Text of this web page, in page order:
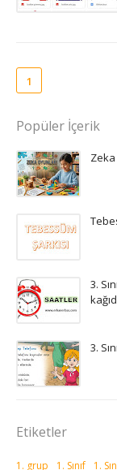
1
Popüler İçerik
3.
3.
Etiketler
1. grup 1. Sınıf 1.